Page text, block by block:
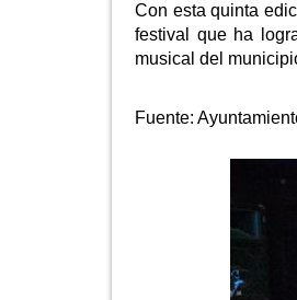
Con esta quinta
festival que ha
musical del
Fuente: